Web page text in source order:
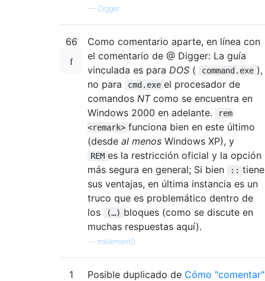
— Digger
66
Como comentario aparte, en línea con
el comentario de @ Digger: La guía
vinculada es para DOS ( command.exe ),
no para
cmd.exe el procesador de
comandos NTcomo se encuentra en
Windows 2000 en adelante.
rem
<remark> funciona bien en este último
(desde al menos Windows XP), y
REM es la restricción oficial y la opción
más segura en general; Si bien
:: tiene
sus ventajas, en última instancia es un
truco que es problemático dentro de
los
(…) bloques (como se discute en
muchas respuestas aquí).
mklement0
1 Posible duplicado de Cómo "comentar"